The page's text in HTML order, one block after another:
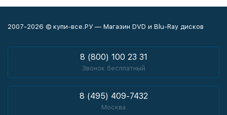
2007-2026 © купи-все.РУ — Магазин DVD и Blu-Ray дисков
8 (800) 100 23 31
Звонок бесплатный
8 (495) 409-7432
Москва